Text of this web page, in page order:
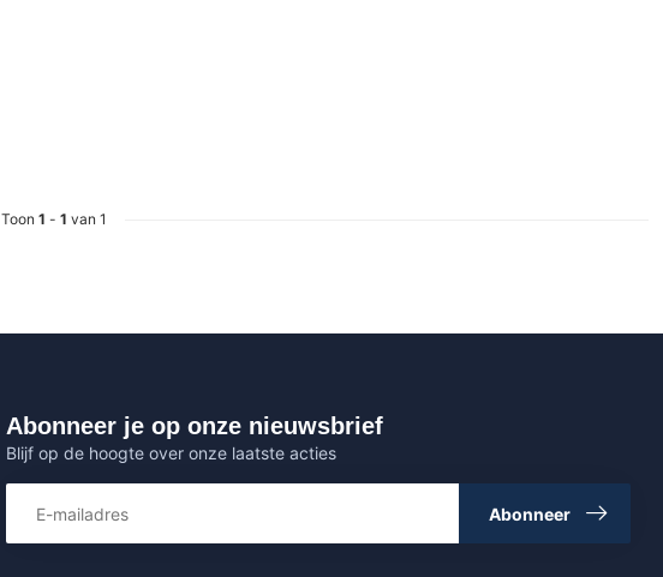
Toon 1 - 1 van 1
Abonneer je op onze nieuwsbrief
Blijf op de hoogte over onze laatste acties
Abonneer